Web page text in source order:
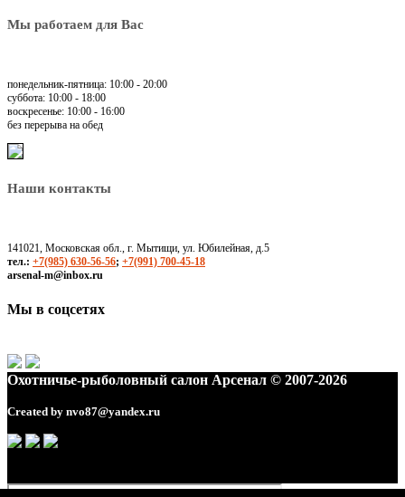
Мы работаем для Вас
понедельник-пятница: 10:00 - 20:00
суббота: 10:00 - 18:00
воскресенье: 10:00 - 16:00
без перерыва на обед
Наши контакты
141021, Московская обл., г. Мытищи, ул. Юбилейная, д.5
тел.: +7(985) 630-56-56; +7(991) 700-45-18
arsenal-m@inbox.ru
Мы в соцсетях
Охотничье-рыболовный салон Арсенал © 2007-2026
Created by nvo87@yandex.ru